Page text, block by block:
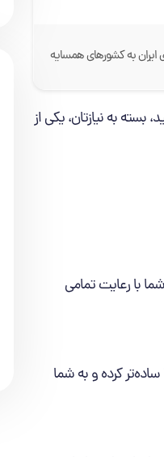
ایران به کشورهای همسایه
بسته به نیازتان، یکی از
با رعایت تمامی
کرده و به شما